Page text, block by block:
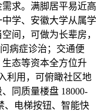
求。满脚居平易近高
学、安徽大学从属学
间，可做为长辈房，
病症诊治；交通便
态等资本全方位升
利用，可俯瞰社区地
同质量楼盘 18000-
、电梯按钮、智能快